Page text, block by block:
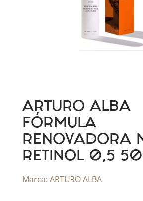
ARTURO ALBA
FÓRMULA
RENOVADORA
RETINOL 0,5
Marca: ARTURO ALBA